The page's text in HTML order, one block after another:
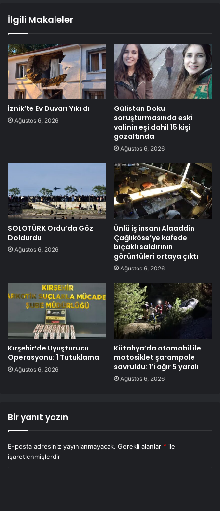
İlgili Makaleler
İznik’te Ev Duvarı Yıkıldı
Ağustos 6, 2026
Gülistan Doku
soruşturmasında eski
valinin eşi dahil 15 kişi
gözaltında
Ağustos 6, 2026
SOLOTÜRK Ordu’da Göz
Doldurdu
Ağustos 6, 2026
Ünlü iş insanı Alaaddin
Çağlıköse’ye kafede
bıçaklı saldırının
görüntüleri ortaya çıktı
Ağustos 6, 2026
Kırşehir’de Uyuşturucu
Operasyonu: 1 Tutuklama
Ağustos 6, 2026
Kütahya’da otomobil ile
motosiklet şarampole
savruldu: 1’i ağır 5 yaralı
Ağustos 6, 2026
Bir yanıt yazın
E-posta adresiniz yayınlanmayacak. Gerekli alanlar * ile
işaretlenmişlerdir